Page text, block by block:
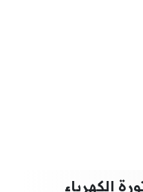
الكهرباء